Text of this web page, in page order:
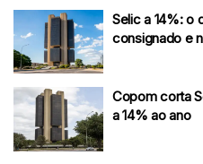
Selic a 14%: o
consignado e
Copom corta
a 14% ao ano